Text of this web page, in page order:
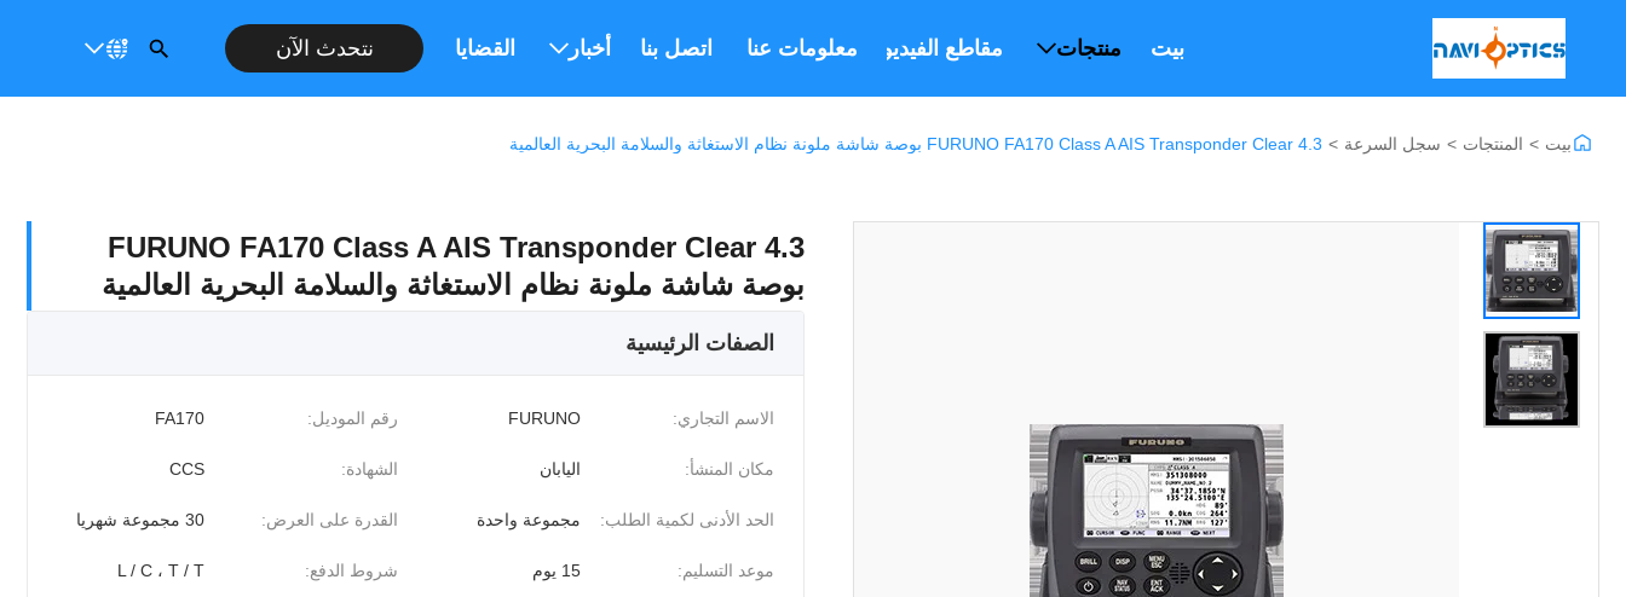
بيت منتجات مقاطع الفيديو معلومات عنا اتصل بنا أخبار القضايا نتحدث الآن
بيت > المنتجات > سجل السرعة > FURUNO FA170 Class A AIS Transponder Clear 4.3 بوصة شاشة ملونة نظام الاستغاثة والسلامة البحرية العالمية
FURUNO FA170 Class A AIS Transponder Clear 4.3
بوصة شاشة ملونة نظام الاستغاثة والسلامة البحرية العالمية
الصفات الرئيسية
الاسم التجاري: FURUNO رقم الموديل: FA170
مكان المنشأ: اليابان الشهادة: CCS
الحد الأدنى لكمية الطلب: مجموعة واحدة القدرة على العرض: 30 مجموعة شهريا
موعد التسليم: 15 يوم شروط الدفع: L / C ، T / T